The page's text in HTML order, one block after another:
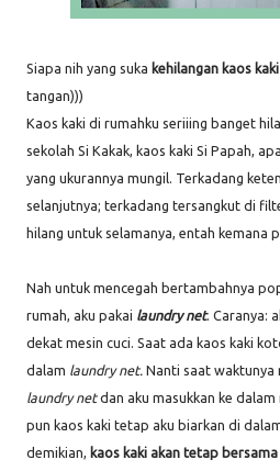
Siapa nih yang suka kehilangan kaos
tangan)))
Kaos kaki di rumahku seriiing banget
sekolah Si Kakak, kaos kaki Si Papah,
yang ukurannya mungil. Terkadang
selanjutnya; terkadang tersangkut di
hilang untuk selamanya, entah kemana
Nah untuk mencegah bertambahnya
rumah, aku pakai laundry net. Caranya:
dekat mesin cuci. Saat ada kaos kaki
dalam laundry net. Nanti saat waktunya
laundry netdan aku masukkan ke
pun kaos kaki tetap aku biarkan di
demikian, kaos kaki akan tetap